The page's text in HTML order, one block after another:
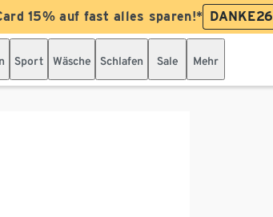
15% auf fast alles sparen!* DANKE26
Sport Wäsche Schlafen Sale Mehr